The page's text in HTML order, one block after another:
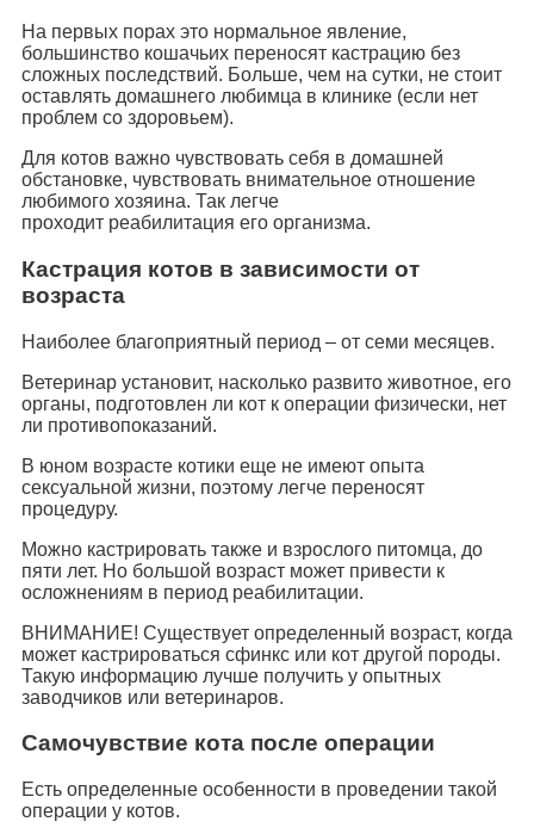
На первых порах это нормальное явление,
большинство кошачьих переносят кастрацию без
сложных последствий. Больше, чем на сутки, не стоит
оставлять домашнего любимца в клинике (если нет
проблем со здоровьем).
Для котов важно чувствовать себя в домашней
обстановке, чувствовать внимательное отношение
любимого хозяина. Так легче
проходит реабилитация его организма.
Кастрация котов в зависимости от
возраста
Наиболее благоприятный период – от семи месяцев.
Ветеринар установит, насколько развито животное, его
органы, подготовлен ли кот к операции физически, нет
ли противопоказаний.
В юном возрасте котики еще не имеют опыта
сексуальной жизни, поэтому легче переносят
процедуру.
Можно кастрировать также и взрослого питомца, до
пяти лет. Но большой возраст может привести к
осложнениям в период реабилитации.
ВНИМАНИЕ! Существует определенный возраст, когда
может кастрироваться сфинкс или кот другой породы.
Такую информацию лучше получить у опытных
заводчиков или ветеринаров.
Самочувствие кота после операции
Есть определенные особенности в проведении такой
операции у котов.